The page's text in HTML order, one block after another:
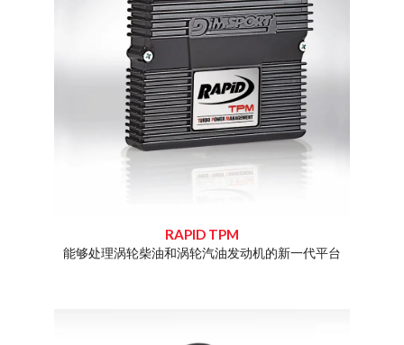
RAPID TPM
能够处理涡轮柴油和涡轮汽油发动机的新一代平台